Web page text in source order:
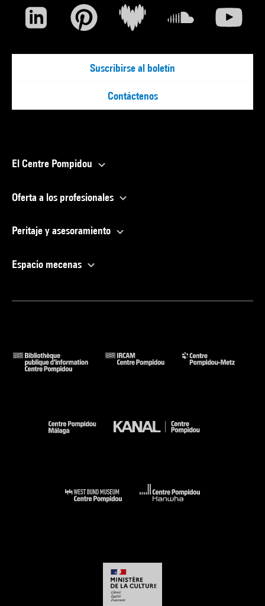
Suscribirse al boletín
Contáctenos
El Centre Pompidou
Oferta a los profesionales
Peritaje y asesoramiento
Espacio mecenas